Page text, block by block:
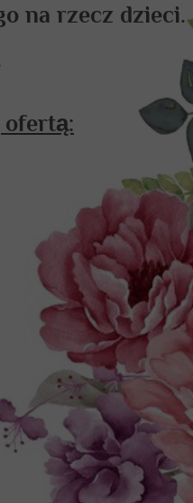
na rzecz dzieci.
ofertą: